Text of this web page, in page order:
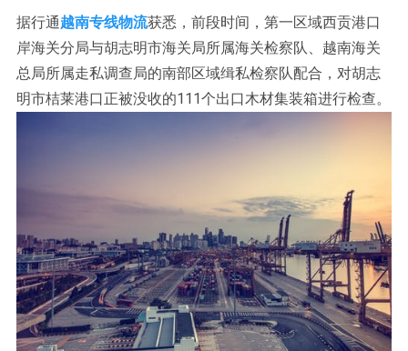
据行通越南专线物流获悉，前段时间，第一区域西贡港口
岸海关分局与胡志明市海关局所属海关检察队、越南海关
总局所属走私调查局的南部区域缉私检察队配合，对胡志
明市桔莱港口正被没收的111个出口木材集装箱进行检查。